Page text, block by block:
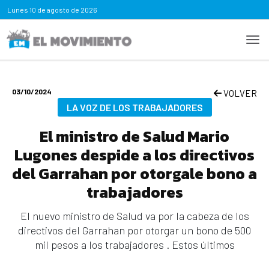
Lunes 10 de agosto de 2026
03/10/2024 VOLVER
LA VOZ DE LOS TRABAJADORES
El ministro de Salud Mario
Lugones despide a los directivos
del Garrahan por otorgale bono a
trabajadores
El nuevo ministro de Salud va por la cabeza de los
directivos del Garrahan por otorgar un bono de 500
mil pesos a los trabajadores . Estos últimos